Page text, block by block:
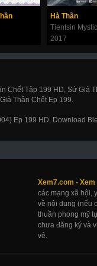
Hà Thần
Tientsin Mystic
2017
Chết Tập 199 HD, Sứ Giả
Thần Chết Ep 199.
Ep 199 HD, Download
Xem7.com - Xem
các mạng xã hội,
về nội dung (nếu
thuần phong mỹ
chưa đăng ký và
vẻ.